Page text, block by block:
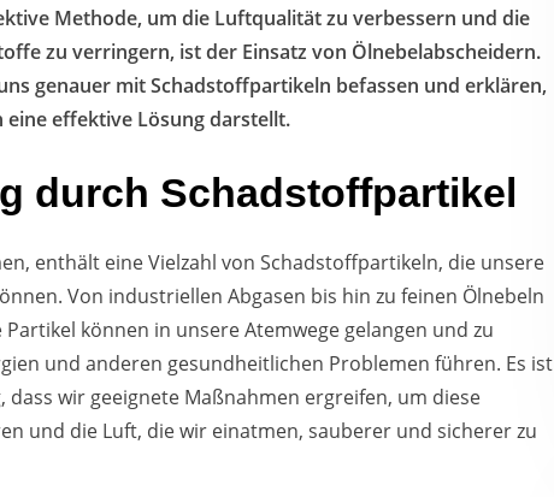
Methode, um die Luftqualität zu verbessern und die
zu verringern, ist der Einsatz von Ölnebelabscheidern.
genauer mit Schadstoffpartikeln befassen und erklären,
effektive Lösung darstellt.
durch Schadstoffpartikel
enthält eine Vielzahl von Schadstoffpartikeln, die unsere
Von industriellen Abgasen bis hin zu feinen Ölnebeln
können in unsere Atemwege gelangen und zu
und anderen gesundheitlichen Problemen führen. Es ist
wir geeignete Maßnahmen ergreifen, um diese
und die Luft, die wir einatmen, sauberer und sicherer zu